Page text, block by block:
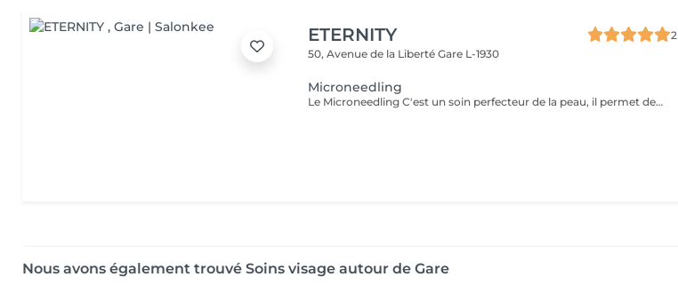
ETERNITY
2
50, Avenue de la LibertéGare L-1930
Microneedling
Le Microneedling C'est un soin perfecteur de la peau, il permet de corriger les imperfections et d'améliorer les signes de l'âge. Cette technique consiste à microperforer les différentes couches de derme pour améliorer les imperfections de votre peau et les signes de l'âge. Renouvellementcellulaire Production de collagène - Production d' élastine - Teint terne - Manque de fermeté - Cicatrices d'acné - Pores dilatés - Réguler les excès de sébum - Traitement des tâches brunes Pour des résultats visibles et durables, il est recommandé réaliser 4 à 5 séances en fonction du besoin. Le microneedling est légèrement douloureux. La sensation varie en fonction du niveau de sensibilité de chacun. Il peut arriver que de petits saignements apparaissent . La peau sera généralement rouge et sensible dans les 24 à 48 heures qui suivent le soin du visage. Les contres-indications -Les femmes enceintes -Les personnes sous traitement anti-inflammatoires ou anticoagulents. -Les peaux avec des lésions non cicatrisées comme de l'acné, de l'herpès ou des plaies. -Les personnes souffrant de maladies auto-immunes. - L'exposition au soleil sont à proscrire durant la semaine qui suit le soin. - L'application d'un SPF indice 50 est à recommandée.
Nous avons également trouvé Soins visage autour de Gare